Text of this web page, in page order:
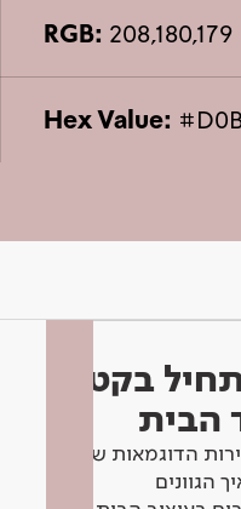
RGB: 208,180,179
Hex Value:
בקטן -
הבית
הדוגמאות שלנו
הגוונים